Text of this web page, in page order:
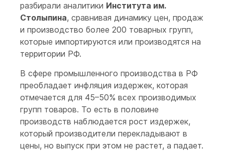
разбирали аналитики Института им.
Столыпина, сравнивая динамику цен, продаж
и производство более 200 товарных групп,
которые импортируются или производятся на
территории РФ.
В сфере промышленного производства в РФ
преобладает инфляция издержек, которая
отмечается для 45–50% всех производимых
групп товаров. То есть в половине
производств наблюдается рост издержек,
который производители перекладывают в
цены, но выпуск при этом не растет, а падает.